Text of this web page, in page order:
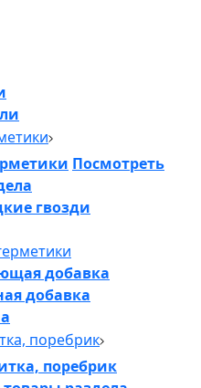
Посмотреть
гвозди
добавка
добавка
поребрик
поребрик